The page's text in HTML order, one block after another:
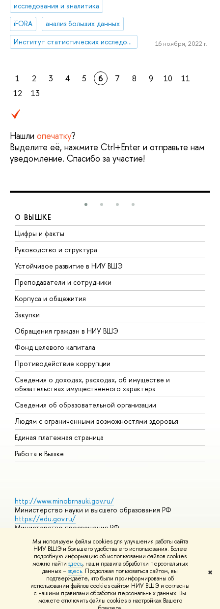
Мы используем файлы cookies для улучшения работы сайта
НИУ ВШЭ и большего удобства его использования. Более
подробную информацию об использовании файлов cookies
можно найти здесь, наши правила обработки персональных
данных –здесь. Продолжая пользоваться сайтом, вы
подтверждаете, что были проинформированы об
использовании файлов cookies сайтом НИУ ВШЭ и согласны
с нашими правилами обработки персональных данных. Вы
можете отключить файлы cookies в настройках Вашего
✖
исследования и аналитика
iFORA
анализ больших данных
Институт статистических исследований и экономики знаний
16 ноября, 2022 г.
1 2 3 4 5 6 7 8 9 10
11
12
13
Нашли опечатку?
Выделите её, нажмите Ctrl+Enter и отправьте нам
уведомление. Спасибо за участие!
О ВЫШКЕ
Цифры и факты
Руководство и структура
Устойчивое развитие в НИУ ВШЭ
Преподаватели и сотрудники
Корпуса и общежития
Закупки
Обращения граждан в НИУ ВШЭ
Фонд целевого капитала
Противодействие коррупции
Сведения о доходах, расходах, об имуществе и
обязательствах имущественного характера
Сведения об образовательной организации
Людям с ограниченными возможностями здоровья
Единая платежная страница
Работа в Вышке
http://www.minobrnauki.gov.ru/
Министерство науки и высшего образования РФ
https://edu.gov.ru/
Министерство просвещения РФ
https://elearning.hse.ru/mooc
Массовые открытые онлайн-курсы
© НИУ ВШЭ 1993–2026 Адреса и контактыУсловия
использования материалов Политика конфиденциальности
Шрифты HSE Sans и HSE Slab разработаны вШколе дизайна НИУ